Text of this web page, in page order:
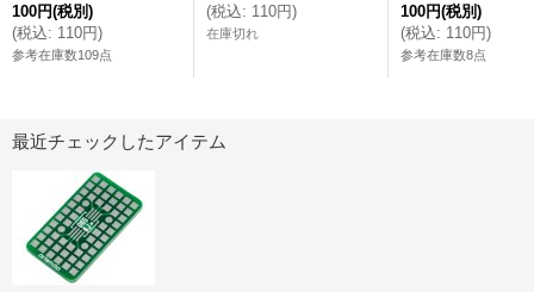
100円(税別)
(税込: 110円)
参考在庫数109点
(税込: 110円)
在庫切れ
100円(税別)
(税込: 110円)
参考在庫数8点
最近チェックしたアイテム